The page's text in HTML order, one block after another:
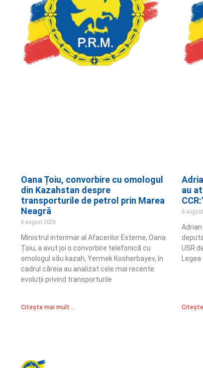
Oana Țoiu, convorbire cu omologul
din Kazahstan despre
transporturile de petrol prin Marea
Neagră
6 august 2026
Ministrul interimar al Afacerilor Externe, Oana
Țoiu, a avut joi o convorbire telefonică cu
omologul său kazah, Yermek Kosherbayev, în
cadrul căreia au analizat cele mai recente
evoluții privind transporturile
Citește mai mult ..
au
6
USR